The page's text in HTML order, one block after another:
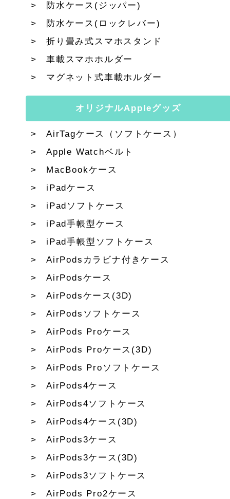
防水ケース(ジッパー)
防水ケース(ロックレバー)
折り畳み式スマホスタンド
車載スマホホルダー
マグネット式車載ホルダー
オリジナルAppleグッズ
AirTagケース（ソフトケース）
Apple Watchベルト
MacBookケース
iPadケース
iPadソフトケース
iPad手帳型ケース
iPad手帳型ソフトケース
AirPodsカラビナ付きケース
AirPodsケース
AirPodsケース(3D)
AirPodsソフトケース
AirPods Proケース
AirPods Proケース(3D)
AirPods Proソフトケース
AirPods4ケース
AirPods4ソフトケース
AirPods4ケース(3D)
AirPods3ケース
AirPods3ケース(3D)
AirPods3ソフトケース
AirPods Pro2ケース